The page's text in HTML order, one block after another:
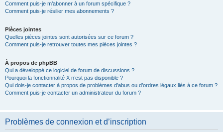
Comment puis-je m’abonner à un forum spécifique ?
Comment puis-je résilier mes abonnements ?
Pièces jointes
Quelles pièces jointes sont autorisées sur ce forum ?
Comment puis-je retrouver toutes mes pièces jointes ?
À propos de phpBB
Qui a développé ce logiciel de forum de discussions ?
Pourquoi la fonctionnalité X n’est pas disponible ?
Qui dois-je contacter à propos de problèmes d’abus ou d’ordres légaux liés à ce forum ?
Comment puis-je contacter un administrateur du forum ?
Problèmes de connexion et d’inscription